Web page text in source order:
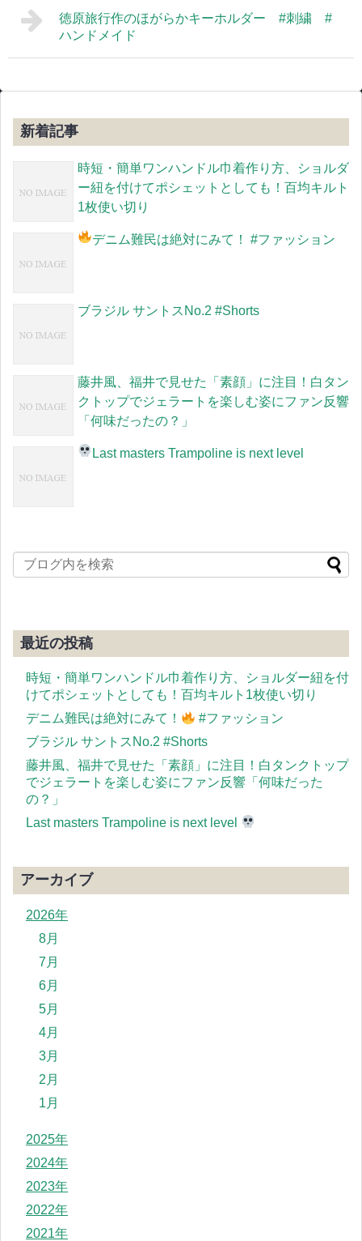
徳原旅行作のほがらかキーホルダー #刺繍 #
ハンドメイド
新着記事
時短・簡単ワンハンドル巾着作り方、ショルダ
ー紐を付けてポシェットとしても！百均キルト
1枚使い切り
デニム難民は絶対にみて！ #ファッション
ブラジル サントスNo.2 #Shorts
藤井風、福井で見せた「素顔」に注目！白タン
クトップでジェラートを楽しむ姿にファン反響
「何味だったの？」
Last masters Trampoline is next level
最近の投稿
時短・簡単ワンハンドル巾着作り方、ショルダー紐を付
けてポシェットとしても！百均キルト1枚使い切り
デニム難民は絶対にみて！
#ファッション
ブラジル サントスNo.2 #Shorts
藤井風、福井で見せた「素顔」に注目！白タンクトップ
でジェラートを楽しむ姿にファン反響「何味だった
の？」
Last masters Trampoline is next level
アーカイブ
2026年
8月
7月
6月
5月
4月
3月
2月
1月
2025年
2024年
2023年
2022年
2021年